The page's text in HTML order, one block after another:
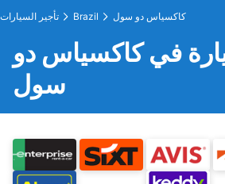
تأجير السيارات Brazil كاكسياس دو سول
في كاكسياس دو
سول